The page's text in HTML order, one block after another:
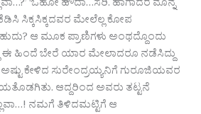
‘ಓಹೋ ಹೌದಾ…ಸರಿ. ಹಾಗಾದರೆ ಮೊನ್ನೆ
ಸಿಕ್ಕಸಿಕ್ಕದವರ ಮೇಲೆಲ್ಲ ಕೋಪ
ಆ ಮೂಕ ಪ್ರಾಣಿಗಳು ಅಂಥದ್ದೊಂದು
ಈ ಹಿಂದೆ ಬೇರೆ ಯಾರ ಮೇಲಾದರೂ ನಡೆಸಿದ್ದು
ಕೇಳಿದ ಸುರೇಂದ್ರಯ್ಯನಿಗೆ ಗುರೂಜಿಯವರ
ಆದ್ದರಿಂದ ಅವರು ತಟ್ಟನೆ
ನಮಗೆ ತಿಳಿದಮಟ್ಟಿಗೆ ಆ